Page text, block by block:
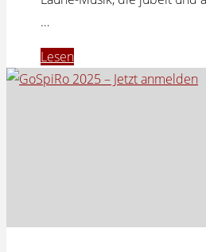
…
Lesen"GoSpiRo
2026